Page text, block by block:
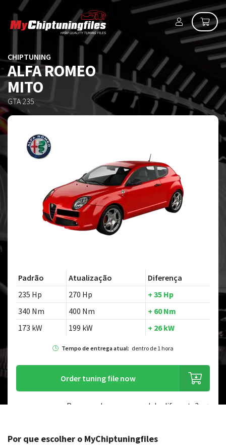
CHIPTUNING
ALFA ROMEO
MITO
GTA 235
Padrão Atualização
Diferença
235 Hp
270 Hp
+ 35 Hp
340 Nm
400 Nm
+ 60 Nm
173 kW
199 kW + 26 kW
Tempo de entrega atual: dentro de 1 hora
Order tuning file now
Procurando por um modelo diferente?
Por que escolher o MyChiptuningfiles